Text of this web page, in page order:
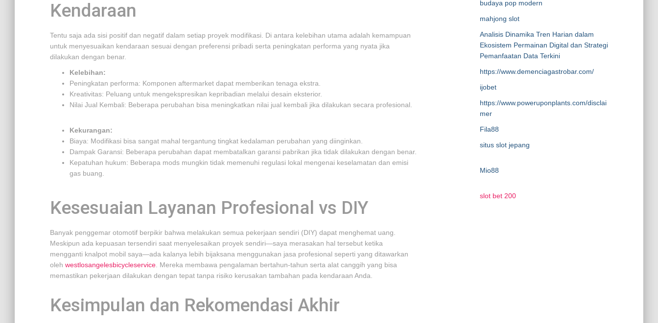
Kendaraan
Tentu saja ada sisi positif dan negatif dalam setiap proyek modifikasi. Di antara kelebihan utama adalah kemampuan
untuk menyesuaikan kendaraan sesuai dengan preferensi pribadi serta peningkatan performa yang nyata jika
dilakukan dengan benar.
Kelebihan:
Peningkatan performa: Komponen aftermarket dapat memberikan tenaga ekstra.
Kreativitas: Peluang untuk mengekspresikan kepribadian melalui desain eksterior.
Nilai Jual Kembali: Beberapa perubahan bisa meningkatkan nilai jual kembali jika dilakukan secara profesional.
Kekurangan:
Biaya: Modifikasi bisa sangat mahal tergantung tingkat kedalaman perubahan yang diinginkan.
Dampak Garansi: Beberapa perubahan dapat membatalkan garansi pabrikan jika tidak dilakukan dengan benar.
Kepatuhan hukum: Beberapa mods mungkin tidak memenuhi regulasi lokal mengenai keselamatan dan emisi
gas buang.
Kesesuaian Layanan Profesional vs DIY
Banyak penggemar otomotif berpikir bahwa melakukan semua pekerjaan sendiri (DIY) dapat menghemat uang.
Meskipun ada kepuasan tersendiri saat menyelesaikan proyek sendiri—saya merasakan hal tersebut ketika
mengganti knalpot mobil saya—ada kalanya lebih bijaksana menggunakan jasa profesional seperti yang ditawarkan
oleh westlosangelesbicycleservice . Mereka membawa pengalaman bertahun-tahun serta alat canggih yang bisa
memastikan pekerjaan dilakukan dengan tepat tanpa risiko kerusakan tambahan pada kendaraan Anda.
Kesimpulan dan Rekomendasi Akhir
budaya pop modern
mahjong slot
Analisis Dinamika Tren Harian dalam
Ekosistem Permainan Digital dan Strategi
Pemanfaatan Data Terkini
https://www.demenciagastrobar.com/
ijobet
https://www.poweruponplants.com/disclai
mer
Fila88
situs slot jepang
Mio88
slot bet 200